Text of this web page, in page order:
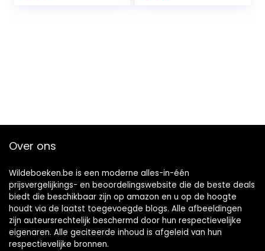
Over ons
Wildeboeken.be is een moderne alles-in-één
prijsvergelijkings- en beoordelingswebsite die de beste deals
biedt die beschikbaar zijn op amazon en u op de hoogte
houdt via de laatst toegevoegde blogs. Alle afbeeldingen
zijn auteursrechtelijk beschermd door hun respectievelijke
eigenaren. Alle geciteerde inhoud is afgeleid van hun
respectievelijke bronnen.